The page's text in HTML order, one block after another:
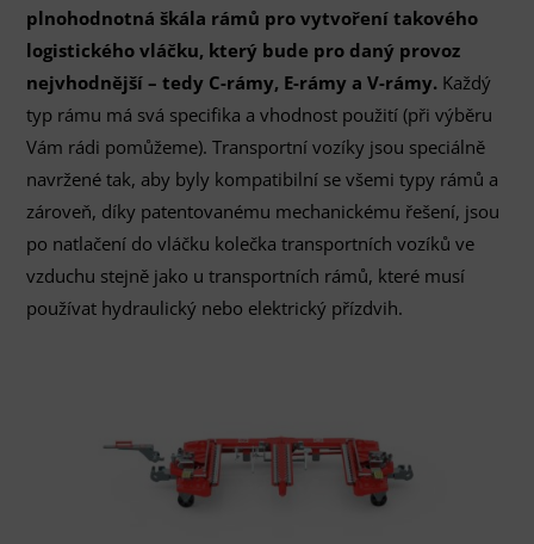
plnohodnotná škála rámů pro vytvoření takového
logistického vláčku, který bude pro daný provoz
nejvhodnější – tedy C-rámy, E-rámy a V-rámy. Každý
typ rámu má svá specifika a vhodnost použití (při výběru
Vám rádi pomůžeme). Transportní vozíky jsou speciálně
navržené tak, aby byly kompatibilní se všemi typy rámů a
zároveň, díky patentovanému mechanickému řešení, jsou
po natlačení do vláčku kolečka transportních vozíků ve
vzduchu stejně jako u transportních rámů, které musí
používat hydraulický nebo elektrický přízdvih.